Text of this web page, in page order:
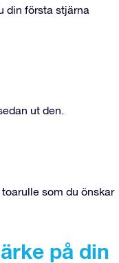
din första stjärna
ut den.
som du önskar
på din